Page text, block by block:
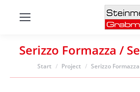
Serizzo Formazza /
Sie befinden sich hier:
Start Project Serizzo